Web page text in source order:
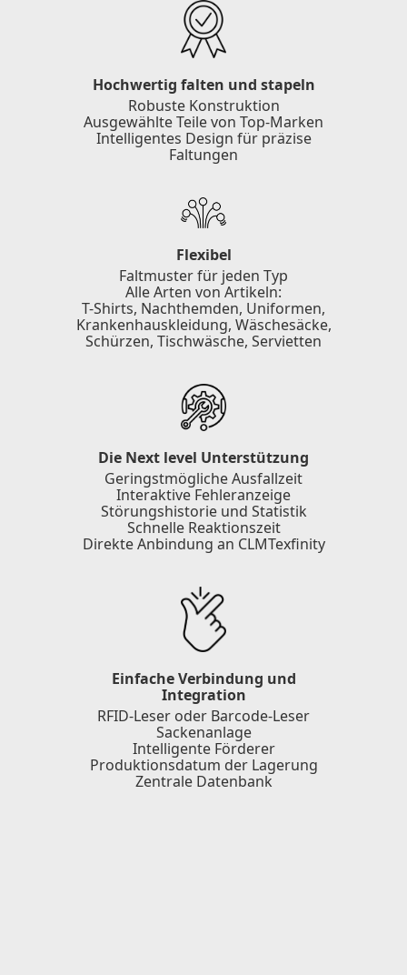
Hochwertig falten und stapeln
Robuste Konstruktion
Ausgewählte Teile von Top-Marken
Intelligentes Design für präzise
Faltungen
Flexibel
Faltmuster für jeden Typ
Alle Arten von Artikeln:
T-Shirts, Nachthemden, Uniformen,
Krankenhauskleidung, Wäschesäcke,
Schürzen, Tischwäsche, Servietten
Die Next level Unterstützung
Geringstmögliche Ausfallzeit
Interaktive Fehleranzeige
Störungshistorie und Statistik
Schnelle Reaktionszeit
Direkte Anbindung an CLMTexfinity
Einfache Verbindung und
Integration
RFID-Leser oder Barcode-Leser
Sackenanlage
Intelligente Förderer
Produktionsdatum der Lagerung
Zentrale Datenbank